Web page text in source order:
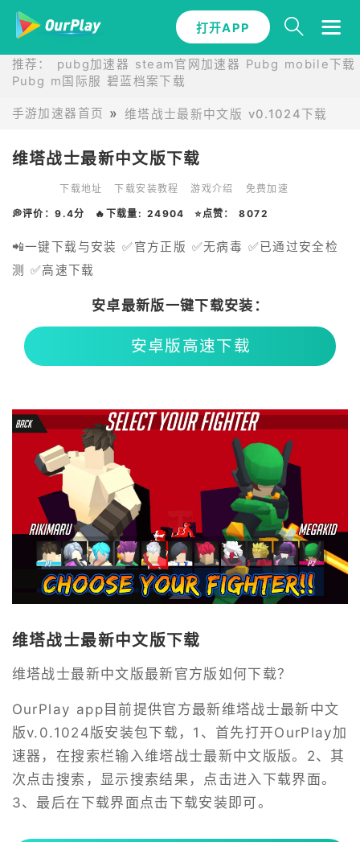
打开APP
推荐： pubg加速器 steam官网加速器 Pubg mobile下载
Pubg m国际服 碧蓝档案下载
手游加速器首页 维塔战士最新中文版 v0.1024下载
维塔战士最新中文版下载
下载地址 下载安装教程 游戏介绍 免费加速
💭评价：9.4分 🔥下载量: 24904 ⭐点赞： 8072
📲一键下载与安装 ✅官方正版 ✅无病毒 ✅已通过安全检
测 ✅高速下载
安卓最新版一键下载安装：
安卓版高速下载
维塔战士最新中文版下载
维塔战士最新中文版最新官方版如何下载？
OurPlay app目前提供官方最新维塔战士最新中文
版v.0.1024版安装包下载，1、首先打开OurPlay加
速器，在搜索栏输入维塔战士最新中文版版。2、其
次点击搜索，显示搜索结果，点击进入下载界面。
3、最后在下载界面点击下载安装即可。